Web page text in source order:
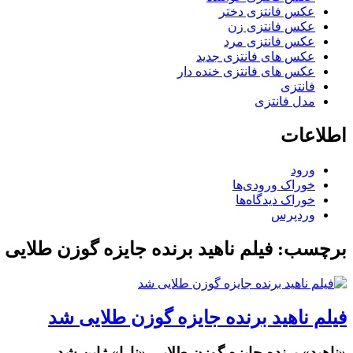
عکس فانتزی دختر
عکس فانتزی زن
عکس فانتزی مرد
عکس های فانتزی جدید
عکس های فانتزی خنده دار
فانتزی
مدل فانتزی
اطلاعات
ورود
خوراک ورودی‌ها
خوراک دیدگاه‌ها
وردپرس
برچسب: فیلم ناهید برنده جایزه گوزن
فیلم ناهید برنده جایزه گوزن طلایی شد